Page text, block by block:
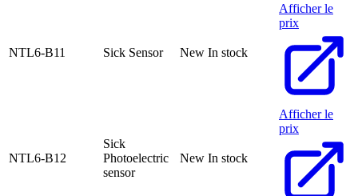
NTL6-B11 Sick Sensor New In stock
Afficher le
prix
NTL6-B12
Sick
Photoelectric
sensor
New In stock
Afficher le
prix